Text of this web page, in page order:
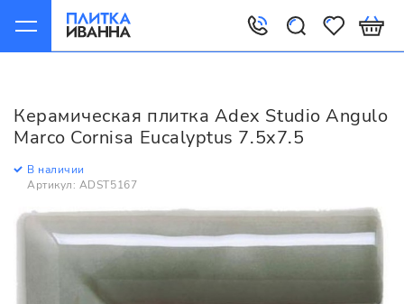
Керамическая плитка Adex Studio Angulo
Marco Cornisa Eucalyptus 7.5x7.5
В наличии
Артикул: ADST5167